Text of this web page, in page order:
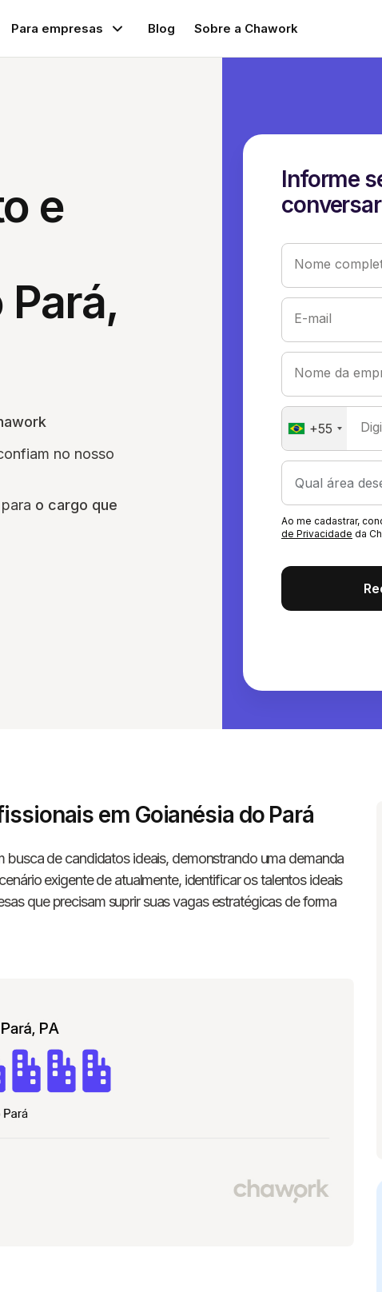
Para empresas Blog Sobre a Chawork
e
no nosso
o cargo que
Informe
Nome
E-mail
Nome da
+55
Ao me cadastrar,
de Privacidade da
em Goianésia do Pará
busca de candidatos ideais, demonstrando uma demanda
exigente de atualmente, identificar os talentos ideais
que precisam suprir suas vagas estratégicas de forma